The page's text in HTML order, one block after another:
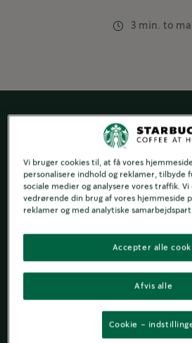
3 min. to
Vi bruger cookies til, at få vores
personalisere indhold og reklamer, tilbyde
sociale medier og analysere vores traffik.
vedrørende din brug af vores hjemmeside
reklamer og med analytiske
Afvis alle
Accepter alle
Cookie -